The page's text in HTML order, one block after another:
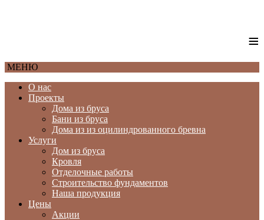
≡
МЕНЮ
О нас
Проекты
Дома из бруса
Бани из бруса
Дома из из оцилиндрованного бревна
Услуги
Дом из бруса
Кровля
Отделочные работы
Строительство фундаментов
Наша продукция
Цены
Акции